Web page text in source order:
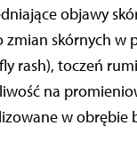
objawy
zmian skórnych w
rash), toczeń
na
w obrębie